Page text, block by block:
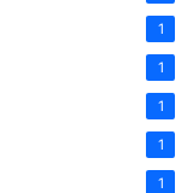
1
1
1
1
1